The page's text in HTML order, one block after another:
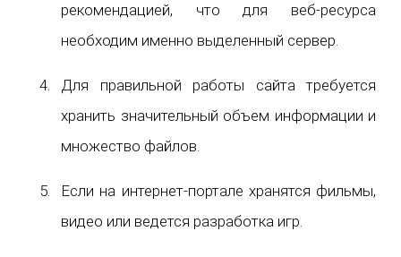
рекомендацией, что для веб-ресурса
необходим именно выделенный сервер.
Для правильной работы сайта требуется
хранить значительный объем информации и
множество файлов.
Если на интернет-портале хранятся фильмы,
видео или ведется разработка игр.